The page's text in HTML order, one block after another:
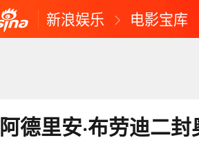
新浪娱乐 电影宝库
阿德里安·布劳迪二